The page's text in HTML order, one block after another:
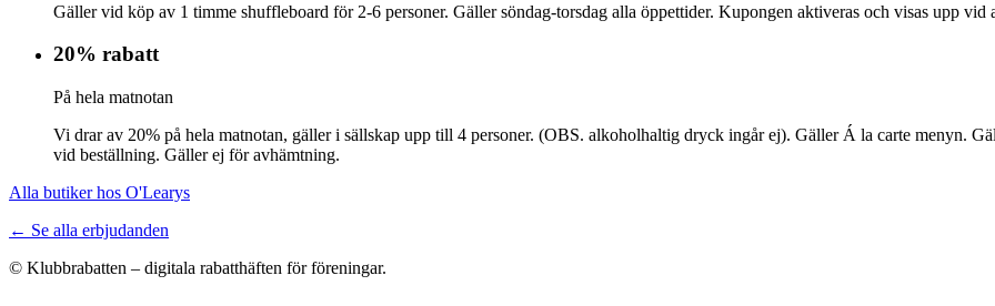
Gäller vid köp av 1 timme shuffleboard för 2-6 personer. Gäller söndag-torsdag alla öppettider. Kupongen aktiveras och visas upp vid
20% rabatt
På hela matnotan
Vi drar av 20% på hela matnotan, gäller i sällskap upp till 4 personer. (OBS. alkoholhaltig dryck ingår ej). Gäller Á la carte menyn.
vid beställning. Gäller ej för avhämtning.
Alla butiker hos O'Learys
← Se alla erbjudanden
© Klubbrabatten – digitala rabatthäften för föreningar.